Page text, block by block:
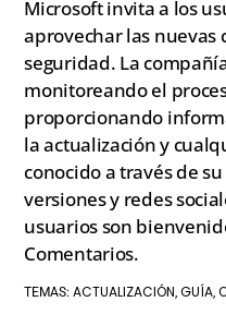
Microsoft invita a los
aprovechar las nuevas
seguridad. La
monitoreando el
proporcionando
la actualización y
conocido a través de
versiones y redes
usuarios son
Comentarios.
TEMAS:ACTUALIZACIÓN,GUÍA,